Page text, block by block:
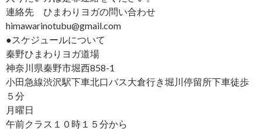
連絡先 ひまわりヨガの問い合わせ
himawarinotubu@gmail.com
●スケジュールについて
秦野ひまわりヨガ道場
神奈川県秦野市堀西858-1
小田急線渋沢駅下車北口バス大倉行き堀川停留所下車徒歩
５分
月曜日
午前クラス１０時１５分から